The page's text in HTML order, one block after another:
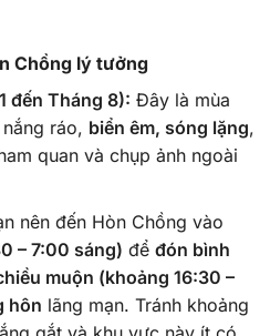
Chồng lý tưởng
đến Tháng 8): Đây là mùa
ráo, biển êm, sóng lặng,
quan và chụp ảnh ngoài
nên đến Hòn Chồng vào
– 7:00 sáng) để đón bình
muộn (khoảng 16:30 –
hôn lãng mạn. Tránh khoảng